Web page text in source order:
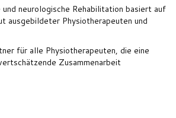
neurologische Rehabilitation basiert auf
ausgebildeter Physiotherapeuten und
für alle Physiotherapeuten, die eine
Zusammenarbeit